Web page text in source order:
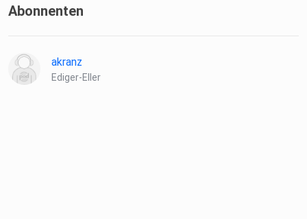
Abonnenten
akranz
Ediger-Eller